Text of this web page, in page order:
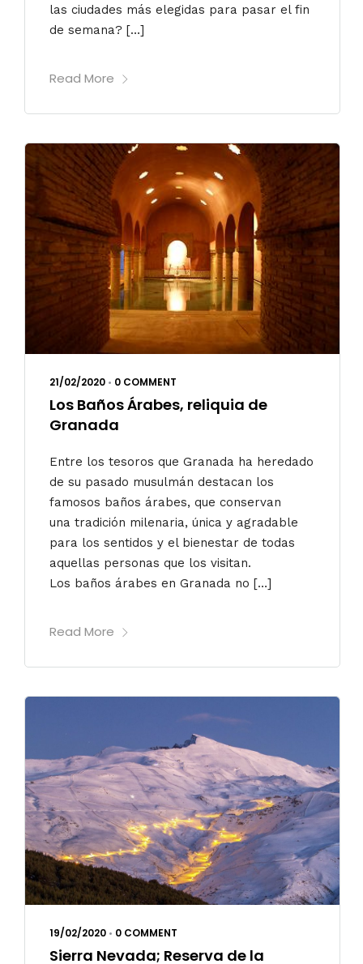
las ciudades más elegidas para pasar el fin
de semana? […]
Read More
21/02/2020 • 0 COMMENT
Los Baños Árabes, reliquia de
Granada
Entre los tesoros que Granada ha heredado
de su pasado musulmán destacan los
famosos baños árabes, que conservan
una tradición milenaria, única y agradable
para los sentidos y el bienestar de todas
aquellas personas que los visitan.
Los baños árabes en Granada no […]
Read More
19/02/2020 • 0 COMMENT
Sierra Nevada; Reserva de la